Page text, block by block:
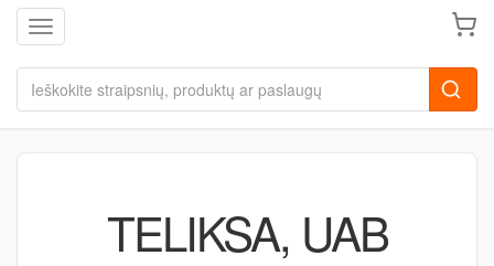
Toggle navigation
TELIKSA, UAB